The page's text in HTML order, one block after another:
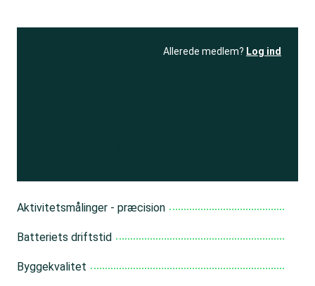
Allerede medlem? Log ind
Aktivitetsmålinger - præcision
Batteriets driftstid
Byggekvalitet